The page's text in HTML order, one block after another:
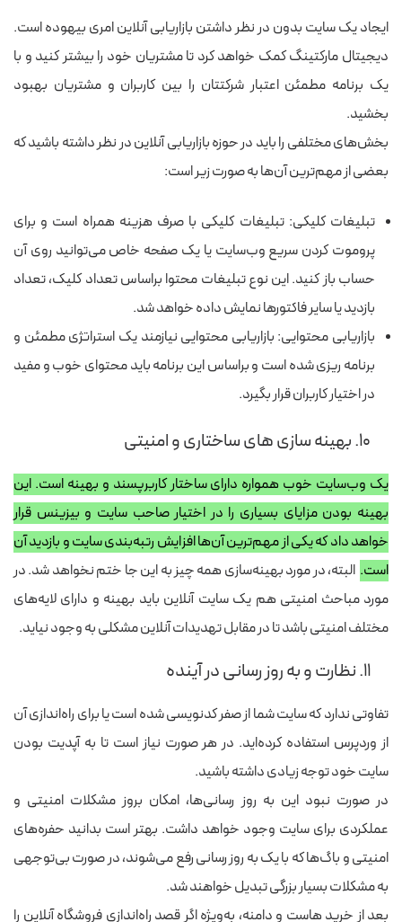
ایجاد یک سایت بدون در نظر داشتن بازاریابی آنلاین امری بیهوده است.
دیجیتال مارکتینگ کمک خواهد کرد تا مشتریان خود را بیشتر کنید و با
یک برنامه مطمئن اعتبار شرکتتان را بین کاربران و مشتریان بهبود
بخشید.
بخش‌های مختلفی را باید در حوزه بازاریابی آنلاین در نظر داشته باشید که
بعضی از مهم‌ترین آن‌ها به صورت زیر است:
تبلیغات کلیکی: تبلیغات کلیکی با صرف هزینه همراه است و برای
پروموت کردن سریع وب‌سایت یا یک صفحه خاص می‌توانید روی آن
حساب باز کنید. این نوع تبلیغات محتوا براساس تعداد کلیک، تعداد
بازدید یا سایر فاکتورها نمایش داده خواهد شد.
بازاریابی محتوایی: بازاریابی محتوایی نیازمند یک استراتژی مطمئن و
برنامه ریزی شده است و براساس این برنامه باید محتوای خوب و مفید
در اختیار کاربران قرار بگیرد.
۱۰. بهینه سازی های ساختاری و امنیتی
یک وب‌سایت خوب همواره دارای ساختار کاربرپسند و بهینه است. این
بهینه بودن مزایای بسیاری را در اختیار صاحب سایت و بیزینس قرار
خواهد داد که یکی از مهم‌ترین آن‌ها افزایش رتبه‌بندی سایت و بازدید آن
است. البته، در مورد بهینه‌سازی همه چیز به این جا ختم نخواهد شد. در
مورد مباحث امنیتی هم یک سایت آنلاین باید بهینه و دارای لایه‌های
مختلف امنیتی باشد تا در مقابل تهدیدات آنلاین مشکلی به وجود نیاید.
۱۱. نظارت و به روز رسانی در آینده
تفاوتی ندارد که سایت شما از صفر کدنویسی شده است یا برای راه‌اندازی آن
از وردپرس استفاده کرده‌اید. در هر صورت نیاز است تا به آپدیت بودن
سایت خود توجه زیادی داشته باشید.
در صورت نبود این به روز رسانی‌ها، امکان بروز مشکلات امنیتی و
عملکردی برای سایت وجود خواهد داشت. بهتر است بدانید حفره‌های
امنیتی و باگ‌ها که با یک به روز رسانی رفع می‌شوند، در صورت بی‌توجهی
به مشکلات بسیار بزرگی تبدیل خواهند شد.
بعد از خرید هاست و دامنه، به‌ویژه اگر قصد راه‌اندازی فروشگاه آنلاین را